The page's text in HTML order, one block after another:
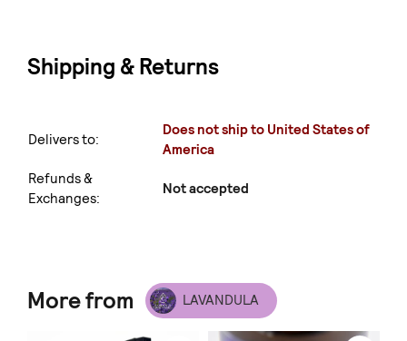
Shipping & Returns
Delivers to:
Does not ship to United States of
America
Refunds &
Exchanges:
Not accepted
More from LAVANDULA